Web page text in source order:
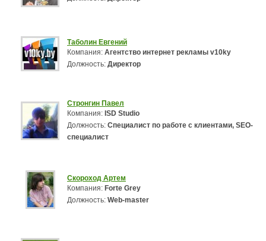
Таболин Евгений
Компания: Агентство интернет рекламы v10ky
Должность: Директор
Стронгин Павел
Компания: ISD Studio
Должность: Специалист по работе с клиентами, SEO-
специалист
Скороход Артем
Компания: Forte Grey
Должность: Web-master